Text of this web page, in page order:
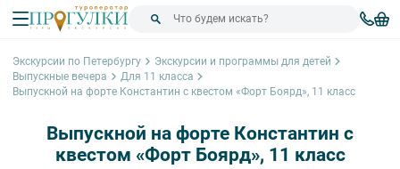
Экскурсии по Петербургу
Экскурсии и программы для детей
Выпускные вечера
Для 11 класса
Выпускной на форте Константин с квестом «Форт Боярд», 11 класс
Выпускной на форте Константин с
квестом «Форт Боярд», 11 класс